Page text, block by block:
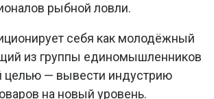
рыбной ловли.
себя как молодёжный
из группы единомышленников
целью — вывести индустрию
на новый уровень.